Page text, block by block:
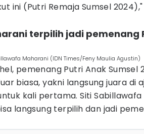
ini (Putri Remaja Sumsel 2024),"
terpilih jadi pemenang
Maharani (IDN Times/Feny Maulia Agustin)
pemenang Putri Anak Sumsel
biasa, yakni langsung juara di
kali pertama. Siti
langsung terpilih dan jadi